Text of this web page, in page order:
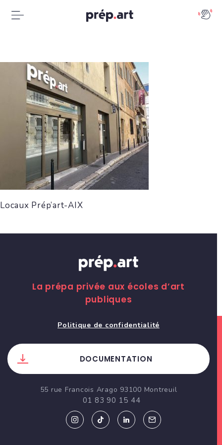
Locaux Prép’art-AIX
La prépa privée aux écoles d’art
publiques
Politique de confidentialité
DOCUMENTATION
55 rue Francois Arago 93100 Montreuil
01 83 90 15 44